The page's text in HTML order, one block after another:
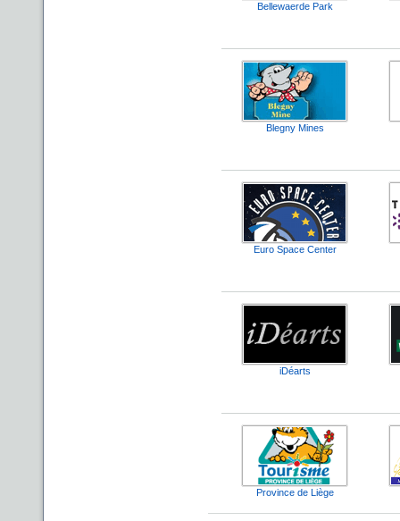
Bellewaerde Park
Blegny Mines
Euro Space Center
iDéarts
Province de Liège